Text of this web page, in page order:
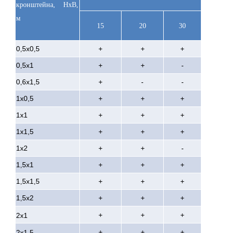
кронштейна, НхВ,
м
15 20 30
0,5х0,5 + + +
0,5х1 + + -
0,6х1,5 + - -
1х0,5 + + +
1х1 + + +
1х1,5 + + +
1х2 + + -
1,5х1 + + +
1,5х1,5 + + +
1,5х2 + + +
2х1 + + +